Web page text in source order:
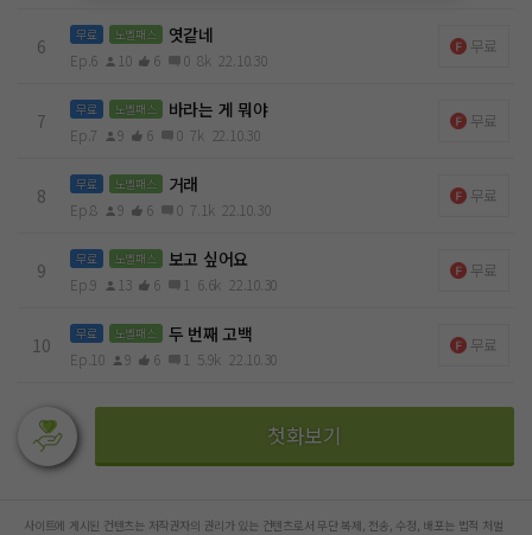
6
무료 노벨패스 엿같네
Ep.6 10 6 0 8k 22.10.30
무료
7
무료 노벨패스 바라는 게 뭐야
Ep.7 9 6 0 7k 22.10.30
무료
8
무료 노벨패스 거래
Ep.8 9 6 0 7.1k 22.10.30
무료
9
무료 노벨패스 보고 싶어요
Ep.9 13 6 1 6.6k 22.10.30
무료
10
무료 노벨패스 두 번째 고백
Ep.10 9 6 1 5.9k 22.10.30
무료
첫화보기
사이트에 게시된 컨텐츠는 저작권자의 권리가 있는 컨텐츠로서 무단 복제, 전송, 수정, 배포는 법적 처벌